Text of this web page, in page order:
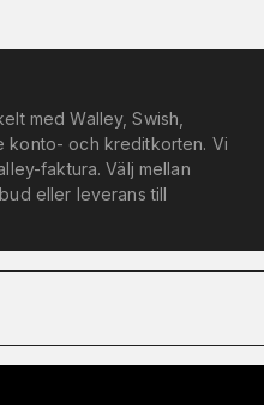
med Walley, Swish,
konto- och kreditkorten. Vi
faktura. Välj mellan
eller leverans till